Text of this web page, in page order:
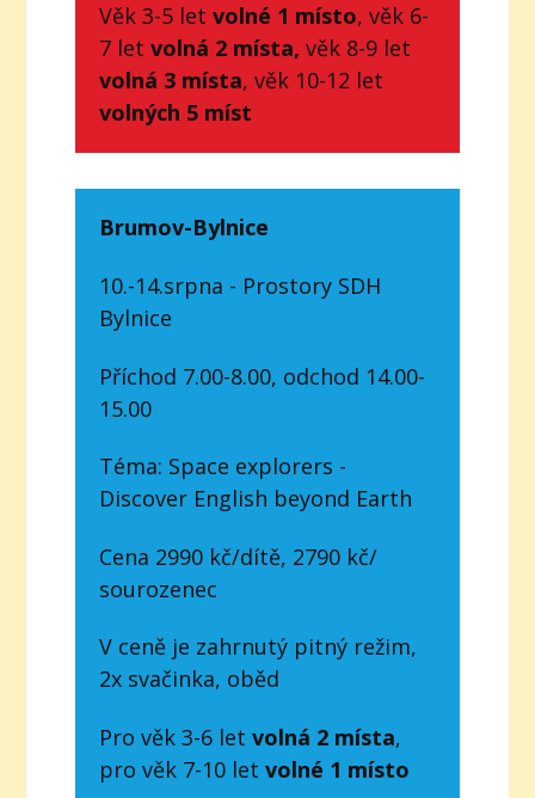
Věk 3-5 let volné 1 místo, věk 6-
7 let volná 2 místa, věk 8-9 let
volná 3 místa, věk 10-12 let
volných 5 míst
Brumov-Bylnice
10.-14.srpna - Prostory SDH
Bylnice
Příchod 7.00-8.00, odchod 14.00-
15.00
Téma: Space explorers -
Discover English beyond Earth
Cena 2990 kč/dítě, 2790 kč/
sourozenec
V ceně je zahrnutý pitný režim,
2x svačinka, oběd
Pro věk 3-6 let volná 2 místa,
pro věk 7-10 let volné 1 místo